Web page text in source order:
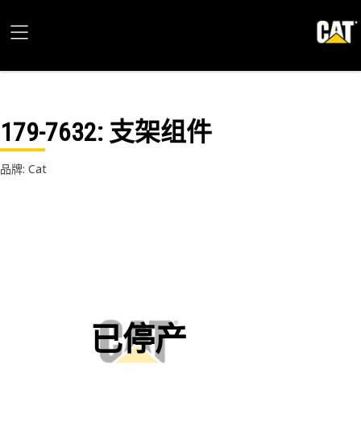
179-7632: 支架组件
品牌: Cat
已停产